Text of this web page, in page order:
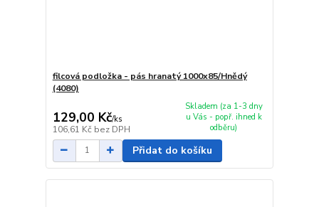
filcová podložka - pás hranatý 1000x85/Hnědý
(4080)
129,00 Kč/ks
106,61 Kč bez DPH
Skladem (za 1-3 dny
u Vás - popř. ihned k
odběru)
Přidat do košíku